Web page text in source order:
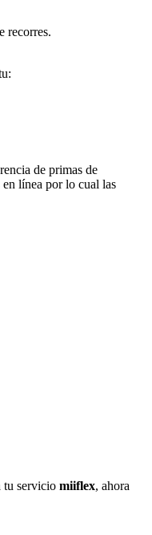
recorres.
de primas de
línea por lo cual las
tu servicio miiflex, ahora